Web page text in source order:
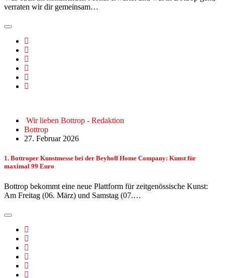
verraten wir dir gemeinsam…
Wir lieben Bottrop - Redaktion
Bottrop
27. Februar 2026
1. Bottroper Kunstmesse bei der Beyhoff Home Company: Kunst für
maximal 99 Euro
Bottrop bekommt eine neue Plattform für zeitgenössische Kunst:
Am Freitag (06. März) und Samstag (07.…